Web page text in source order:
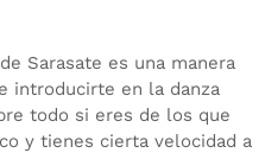
Sarasate es una manera
introducirte en la danza
todo si eres de los que
y tienes cierta velocidad a